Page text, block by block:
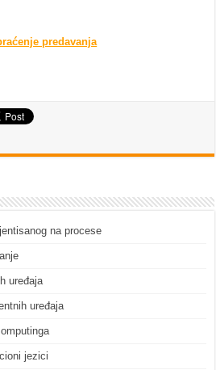
predavanja
na procese
uređaja
uređaja
jezici